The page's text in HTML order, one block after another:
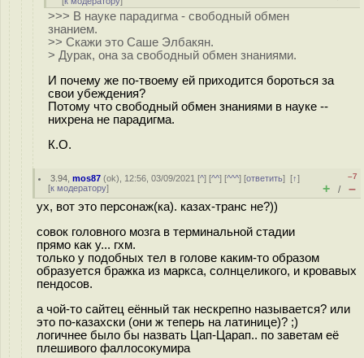
>>> В науке парадигма - свободный обмен
знанием.
>> Скажи это Саше Элбакян.
> Дурак, она за свободный обмен знаниями.
И почему же по-твоему ей приходится бороться за
свои убеждения?
Потому что свободный обмен знаниями в науке --
нихрена не парадигма.
К.О.
3.94 ,mos87 (ok), 12:56, 03/09/2021 [^] [^^] [^^^] [ответить][↑]
[к модератору]
–7
+ / –
ух, вот это персонаж(ка). казах-транс не?))
совок головного мозга в терминальной стадии
прямо как у... гхм.
только у подобных тел в голове каким-то образом
образуется бражка из маркса, солнцеликого, и кровавых
пендосов.
а чой-то сайтец еённый так нескрепно называется? или
это по-казахски (они ж теперь на латинице)? ;)
логичнее было бы назвать Цап-Царап.. по заветам её
плешивого фаллосокумира